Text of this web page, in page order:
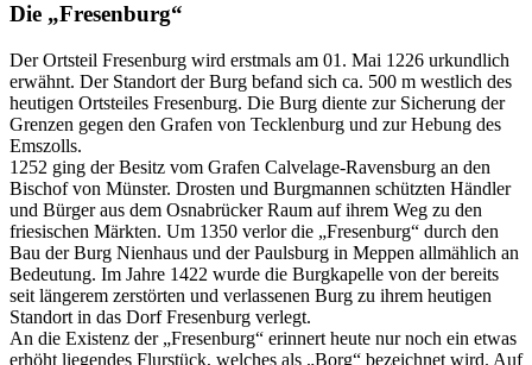
Die „Fresenburg“
Der Ortsteil Fresenburg wird erstmals am 01. Mai 1226 urkundlich
erwähnt. Der Standort der Burg befand sich ca. 500 m westlich des
heutigen Ortsteiles Fresenburg. Die Burg diente zur Sicherung der
Grenzen gegen den Grafen von Tecklenburg und zur Hebung des
Emszolls.
1252 ging der Besitz vom Grafen Calvelage-Ravensburg an den
Bischof von Münster. Drosten und Burgmannen schützten Händler
und Bürger aus dem Osnabrücker Raum auf ihrem Weg zu den
friesischen Märkten. Um 1350 verlor die „Fresenburg“ durch den
Bau der Burg Nienhaus und der Paulsburg in Meppen allmählich an
Bedeutung. Im Jahre 1422 wurde die Burgkapelle von der bereits
seit längerem zerstörten und verlassenen Burg zu ihrem heutigen
Standort in das Dorf Fresenburg verlegt.
An die Existenz der „Fresenburg“ erinnert heute nur noch ein etwas
erhöht liegendes Flurstück, welches als „Borg“ bezeichnet wird. Auf